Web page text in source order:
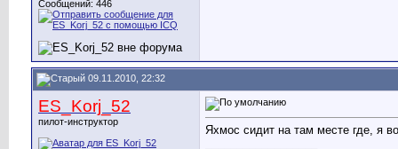
Сообщений: 446
09.11.2010, 22:32
ES_Korj_52
пилот-инструктор
Яхмос сидит на там месте где, я